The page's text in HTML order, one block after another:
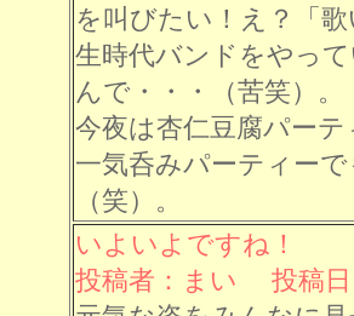
を叫びたい！え？「
生時代バンドをやっ
んで・・・（苦笑）。
今夜は杏仁豆腐パー
一気呑みパーティー
（笑）。
いよいよですね！
投稿者：まい 投稿日